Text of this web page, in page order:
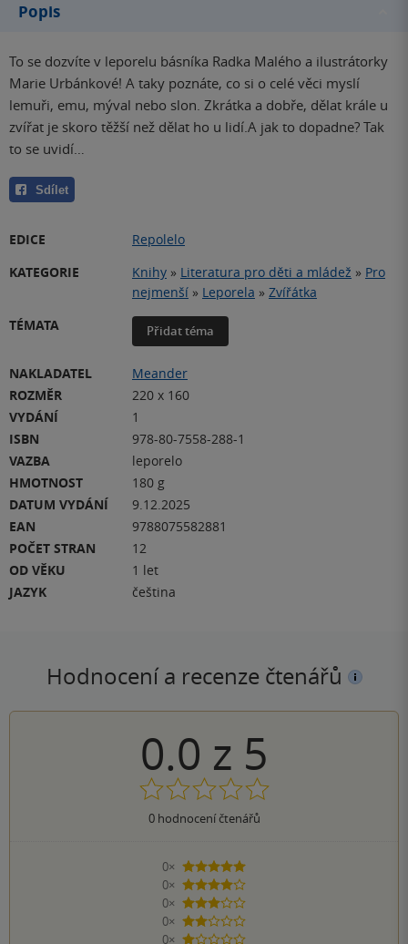
Popis
To se dozvíte v leporelu básníka Radka Malého a ilustrátorky
Marie Urbánkové! A taky poznáte, co si o celé věci myslí
lemuři, emu, mýval nebo slon. Zkrátka a dobře, dělat krále u
zvířat je skoro těžší než dělat ho u lidí.A jak to dopadne? Tak
to se uvidí…
Sdílet
EDICE
Repolelo
KATEGORIE
Knihy » Literatura pro děti a mládež » Pro
nejmenší » Leporela » Zvířátka
TÉMATA
Přidat téma
NAKLADATEL
Meander
ROZMĚR
220 x 160
VYDÁNÍ
1
ISBN
978-80-7558-288-1
VAZBA
leporelo
HMOTNOST
180 g
DATUM VYDÁNÍ
9.12.2025
EAN
9788075582881
POČET STRAN
12
OD VĚKU
1 let
JAZYK
čeština
Hodnocení a recenze čtenářů
0.0 z 5
0hodnocení čtenářů
0×
5 hvězdiček
0×
4 hvězdičky
0×
3 hvězdičky
0×
2 hvězdičky
0×